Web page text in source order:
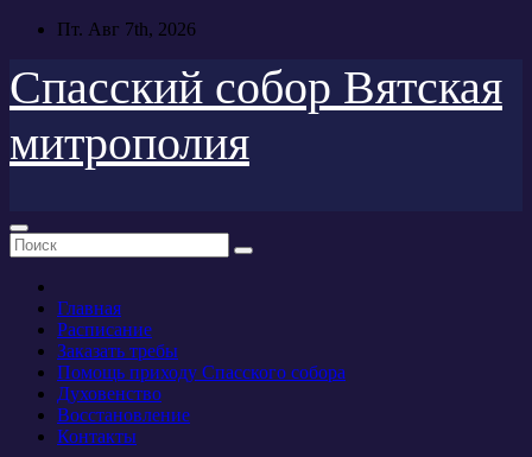
Перейти
содержимому
Пт. Авг 7th, 2026
Спасский собор Вятская
митрополия
Главная
Расписание
Заказать требы
Помощь приходу Спасского собора
Духовенство
Восстановление
Контакты